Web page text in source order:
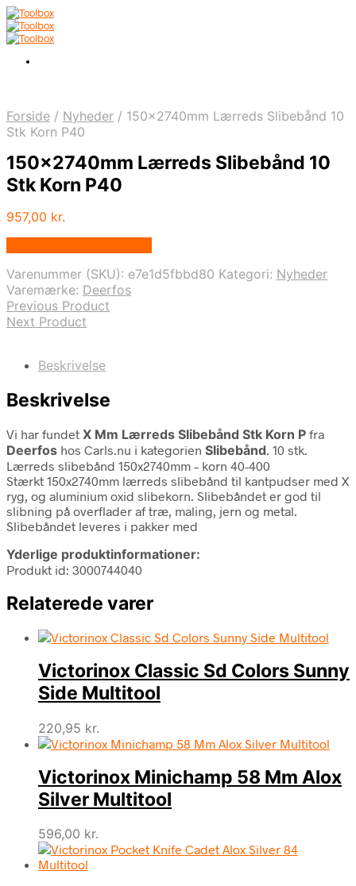
Forside / Nyheder / 150x2740mm Lærreds Slibebånd 10
Stk Korn P40
150x2740mm Lærreds Slibebånd 10
Stk Korn P40
957,00 kr.
Varenummer (SKU): e7e1d5fbbd80 Kategori: Nyheder
Varemærke: Deerfos
Previous Product
Next Product
Beskrivelse
Beskrivelse
Vi har fundet X Mm Lærreds Slibebånd Stk Korn P fra
Deerfos hos Carls.nu i kategorien Slibebånd. 10 stk.
Lærreds slibebånd 150x2740mm – korn 40-400
Stærkt 150x2740mm lærreds slibebånd til kantpudser med X
ryg, og aluminium oxid slibekorn. Slibebåndet er god til
slibning på overflader af træ, maling, jern og metal.
Slibebåndet leveres i pakker med
Yderlige produktinformationer:
Produkt id: 3000744040
Relaterede varer
Victorinox Classic Sd Colors Sunny
Side Multitool
220,95 kr.
Victorinox Minichamp 58 Mm Alox
Silver Multitool
596,00 kr.